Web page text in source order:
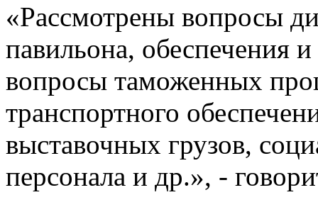
«Рассмотрены вопросы
павильона, обеспечения
вопросы таможенных
транспортного
выставочных грузов,
персонала и др.», -